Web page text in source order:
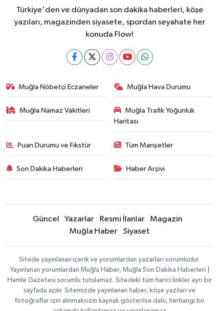
Türkiye'den ve dünyadan son dakika haberleri, köşe
yazıları, magazinden siyasete, spordan seyahate her
konuda Flow!
Muğla Nöbetçi Eczaneler Muğla Hava Durumu
Muğla Namaz Vakitleri
Muğla Trafik Yoğunluk
Haritası
Puan Durumu ve Fikstür Tüm Manşetler
Son Dakika Haberleri Haber Arşivi
Güncel Yazarlar Resmi İlanlar
Magazin
Muğla Haber
Siyaset
Sitede yayınlanan içerik ve yorumlardan yazarları sorumludur.
Yayınlanan yorumlardan Muğla Haber, Muğla Son Dakika Haberleri |
Hamle Gazetesi sorumlu tutulamaz. Sitedeki tüm harici linkler ayrı bir
sayfada açılır. Sitemizde yayınlanan haber, köşe yazıları ve
fotoğraflar izin alınmaksızın kaynak gösterilse dahi, herhangi bir